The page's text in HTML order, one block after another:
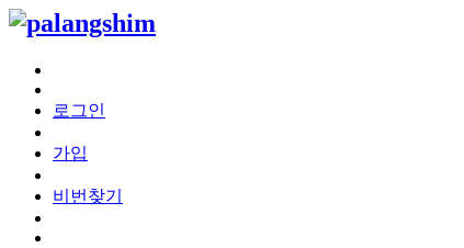
로그인
가입
비번찾기